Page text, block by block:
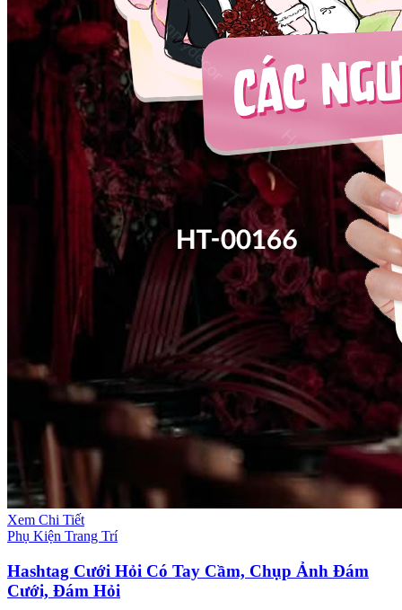
Xem Chi Tiết
Phụ Kiện Trang Trí
Hashtag Cưới Hỏi Có Tay Cầm, Chụp Ảnh Đám
Cưới, Đám Hỏi